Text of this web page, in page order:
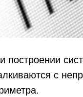
построении
с